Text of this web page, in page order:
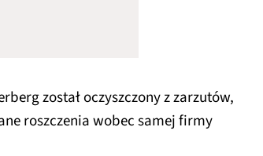
został oczyszczony z zarzutów,
roszczenia wobec samej firmy